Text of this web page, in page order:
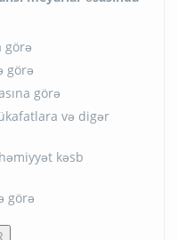
görə
görə
görə
və digər
kəsb
görə